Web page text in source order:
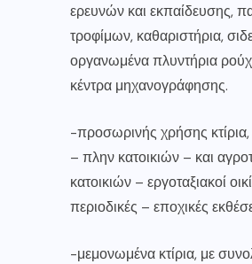
ερευνών και εκπαίδευσης,
τροφίμων, καθαριστήρια,
οργανωμένα πλυντήρια
κέντρα μηχανογράφησης.
-προσωρινής χρήσης
– πλην κατοικιών – και
κατοικιών – εργοταξιακοί
περιοδικές – εποχικές
-μεμονωμένα κτίρια, με